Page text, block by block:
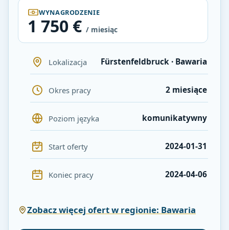
WYNAGRODZENIE
1 750 € / miesiąc
Lokalizacja Fürstenfeldbruck · Bawaria
Okres pracy 2 miesiące
Poziom języka komunikatywny
Start oferty 2024-01-31
Koniec pracy 2024-04-06
Zobacz więcej ofert w regionie: Bawaria